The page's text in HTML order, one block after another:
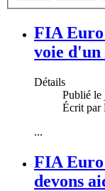
FIA Euro
voie d'un
Détails
Publié le
Écrit par
...
FIA
devons